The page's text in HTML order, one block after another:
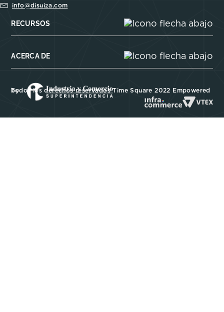
info@disuiza.com
RECURSOS
ACERCA DE
Todos los derechos reservados Time Square 2022 Empowered by